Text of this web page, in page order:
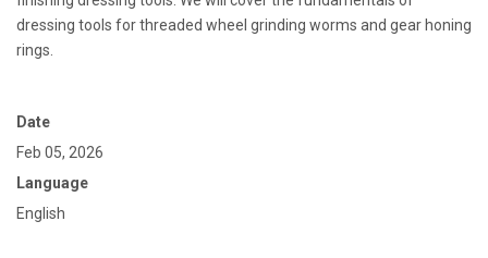
dressing tools for threaded wheel grinding worms and gear honing
rings.
Date
Feb 05, 2026
Language
English